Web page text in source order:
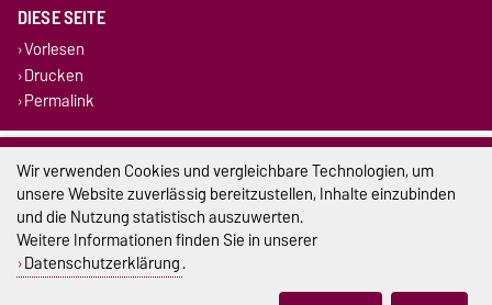
DIESE SEITE
Vorlesen
Drucken
Permalink
Impressum
Datenschutz
Barrierefreiheit
Cookie-Einstellungen
Wir verwenden Cookies und vergleichbare Technologien, um
unsere Website zuverlässig bereitzustellen, Inhalte einzubinden
und die Nutzung statistisch auszuwerten.
Weitere Informationen finden Sie in unserer
Datenschutzerklärung.